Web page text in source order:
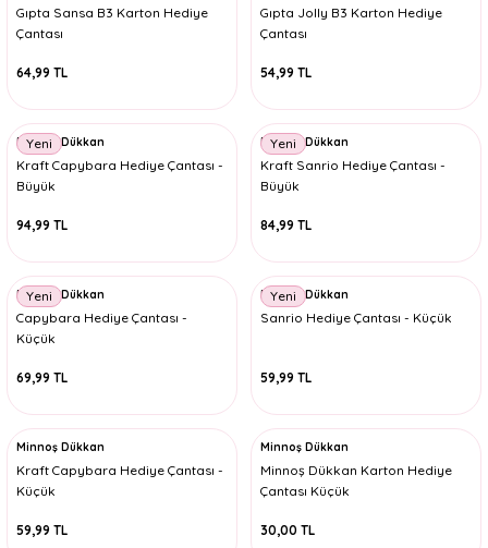
Gıpta Sansa B3 Karton Hediye
Çantası
64,99 TL
Gıpta Jolly B3 Karton Hediye
Çantası
54,99 TL
Yeni
Minnoş Dükkan
Kraft Capybara Hediye Çantası -
Büyük
94,99 TL
Yeni
Minnoş Dükkan
Kraft Sanrio Hediye Çantası -
Büyük
84,99 TL
Yeni
Minnoş Dükkan
Capybara Hediye Çantası -
Küçük
69,99 TL
Yeni
Minnoş Dükkan
Sanrio Hediye Çantası - Küçük
59,99 TL
Minnoş Dükkan
Kraft Capybara Hediye Çantası -
Küçük
59,99 TL
Minnoş Dükkan
Minnoş Dükkan Karton Hediye
Çantası Küçük
30,00 TL